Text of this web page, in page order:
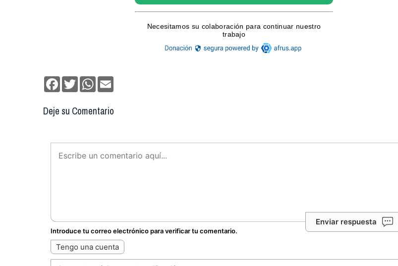
Facebook
TwitterWhatsApp
Deje su Comentario
Enviar respuesta
Introduce tu correo electrónico para verificar tu comentario.
Tengo una cuenta